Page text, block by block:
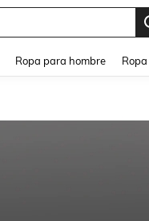
Ropa para hombre